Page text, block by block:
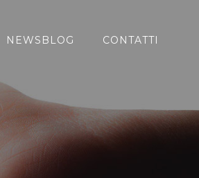
NEWSBLOG CONTATTI